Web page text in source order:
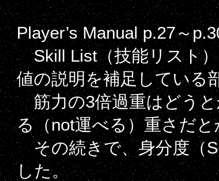
Player’s Manual p.27～
Skill List（技能リスト）
値の説明を補足している
筋力の3倍過重はどうと
る（not運べる）重さだと
その続きで、身分度（
した。